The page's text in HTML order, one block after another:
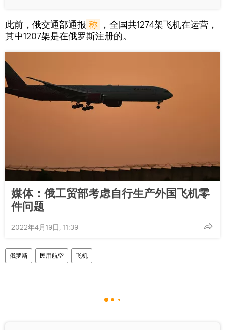
此前，俄交通部通报 称 ，全国共1274架飞机在运营，
其中1207架是在俄罗斯注册的。
媒体：俄工贸部考虑自行生产外国飞机零
件问题
2022年4月19日, 11:39
俄罗斯 民用航空 飞机